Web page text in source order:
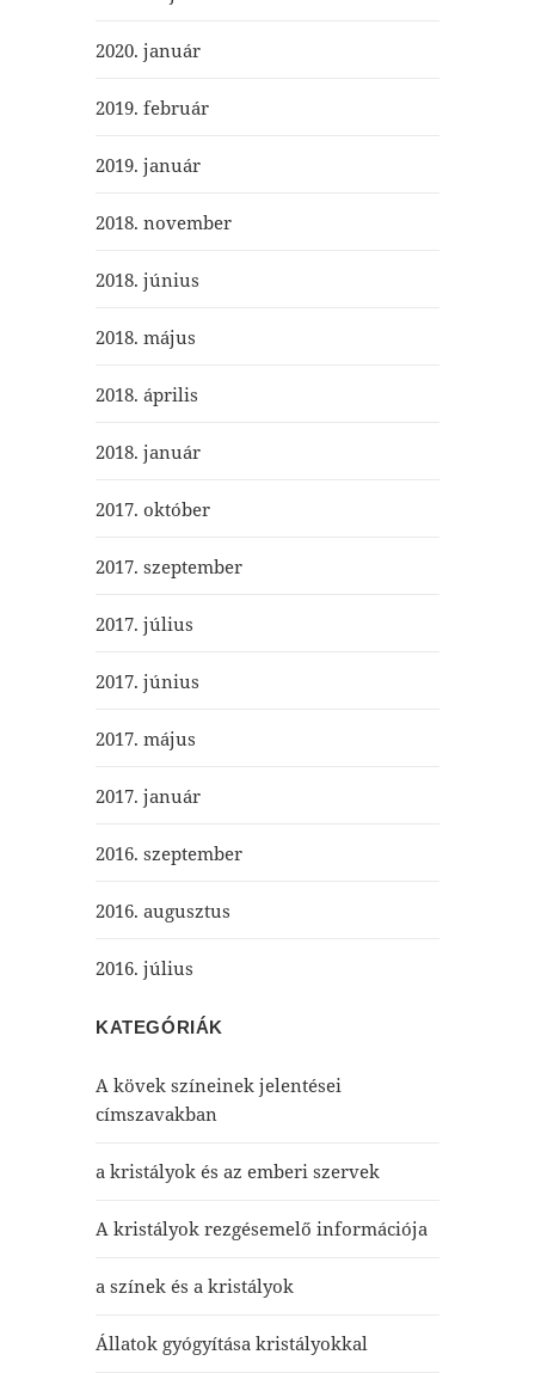
2020. január
2019. február
2019. január
2018. november
2018. június
2018. május
2018. április
2018. január
2017. október
2017. szeptember
2017. július
2017. június
2017. május
2017. január
2016. szeptember
2016. augusztus
2016. július
KATEGÓRIÁK
A kövek színeinek jelentései
címszavakban
a kristályok és az emberi szervek
A kristályok rezgésemelő információja
a színek és a kristályok
Állatok gyógyítása kristályokkal